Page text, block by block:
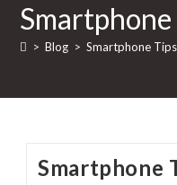
Smartphone
> Blog > Smartphone Tips
Smartphone